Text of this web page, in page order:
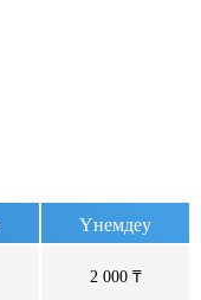
Үнемдеу
2 000 ₸